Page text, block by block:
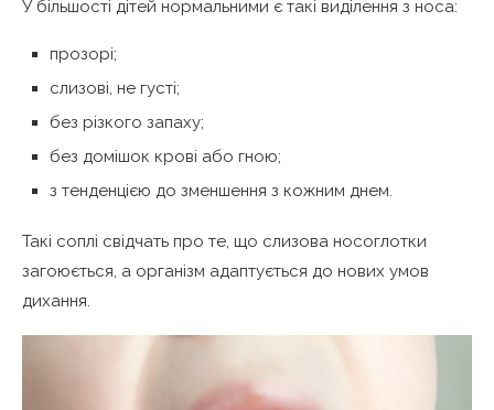
У більшості дітей нормальними є такі виділення з носа:
прозорі;
слизові, не густі;
без різкого запаху;
без домішок крові або гною;
з тенденцією до зменшення з кожним днем.
Такі соплі свідчать про те, що слизова носоглотки
загоюється, а організм адаптується до нових умов
дихання.